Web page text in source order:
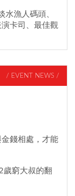
漁人碼頭、
卡司、最佳觀
/ EVENT NEWS /
錢相處，才能
歲窮大叔的翻